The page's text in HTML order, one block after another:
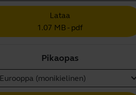
Lataa
1.07 MB - pdf
Pikaopas
Eurooppa (monikielinen)